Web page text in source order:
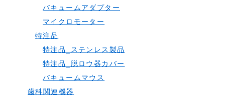
バキュームアダプター
マイクロモーター
特注品
特注品_ステンレス製品
特注品_脱ロウ器カバー
バキュームマウス
歯科関連機器